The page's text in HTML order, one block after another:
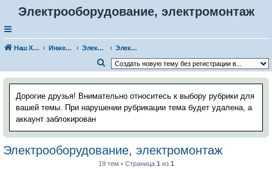
Электрооборудование, электромонтаж
Наш Хаус-форум Инженерные системы Электрика
Электрооборудование, электромонтаж
о
с
Дорогие друзья! Внимательно относитесь к выбору рубрики для
вашей темы. При нарушении рубрикации тема будет удалена, а
аккаунт заблокирован
Электрооборудование, электромонтаж
19 тем • Страница 1 из 1